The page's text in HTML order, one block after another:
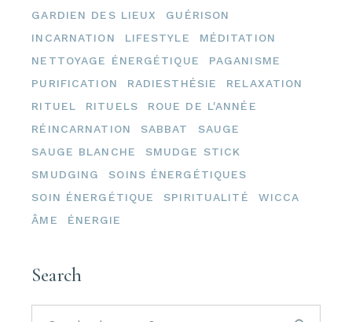
GARDIEN DES LIEUX
GUÉRISON
INCARNATION
LIFESTYLE
MÉDITATION
NETTOYAGE ÉNERGÉTIQUE
PAGANISME
PURIFICATION
RADIESTHÉSIE
RELAXATION
RITUEL
RITUELS
ROUE DE L'ANNÉE
RÉINCARNATION
SABBAT
SAUGE
SAUGE BLANCHE
SMUDGE STICK
SMUDGING
SOINS ÉNERGÉTIQUES
SOIN ÉNERGÉTIQUE
SPIRITUALITÉ
WICCA
ÂME
ÉNERGIE
Search
Search